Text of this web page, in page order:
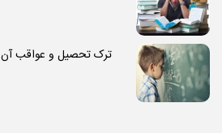
ترک تحصیل و عواقب آن